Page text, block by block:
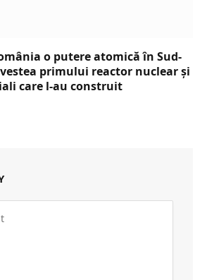
o putere atomică în Sud-
primului reactor nuclear și
care l-au construit